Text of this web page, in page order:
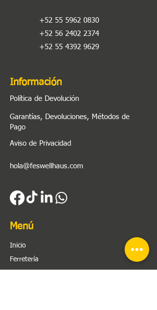
+52 55 5962 0830
+52 56 2402 2374
+52 55 4392 9629
Información
Política de Devolución
Garantías, Devoluciones, Métodos de
Pago
Aviso de Privacidad
hola@feswellhaus.com
Menú
Inicio
Ferretería